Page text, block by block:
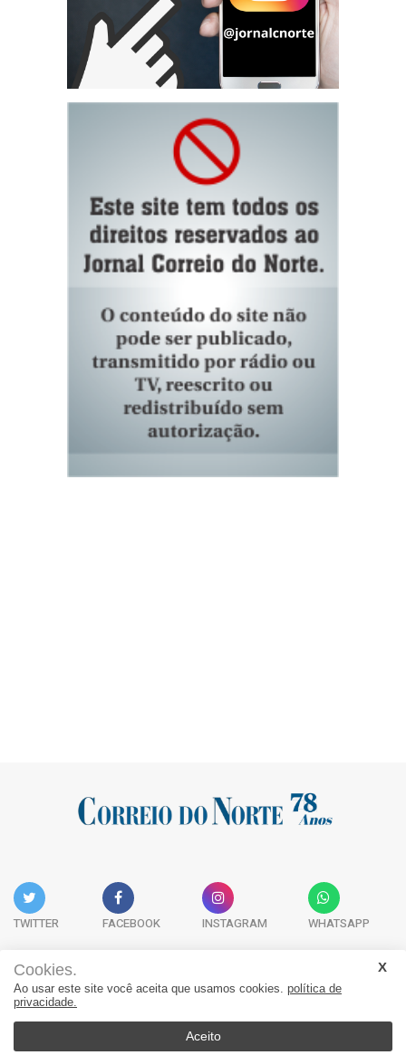
TWITTER FACEBOOK INSTAGRAM WHATSAPP
Acervo Digital Fale Conosco Quem Somos
Cookies.
Ao usar este site você aceita que usamos cookies. política de
privacidade.
Aceito